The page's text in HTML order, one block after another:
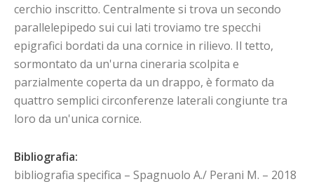
cerchio inscritto. Centralmente si trova un secondo
parallelepipedo sui cui lati troviamo tre specchi
epigrafici bordati da una cornice in rilievo. Il tetto,
sormontato da un'urna cineraria scolpita e
parzialmente coperta da un drappo, è formato da
quattro semplici circonferenze laterali congiunte tra
loro da un'unica cornice.
Bibliografia:
bibliografia specifica – Spagnuolo A./ Perani M. – 2018